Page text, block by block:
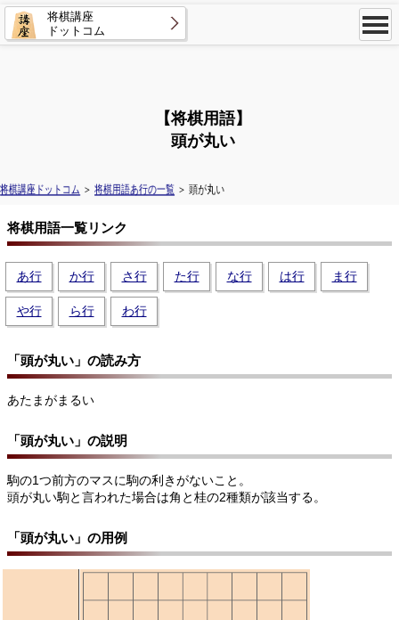
将棋講座
ドットコム
【将棋用語】
頭が丸い
将棋講座ドットコム ＞ 将棋用語あ行の一覧 ＞ 頭が丸い
将棋用語一覧リンク
あ行 か行 さ行 た行 な行 は行 ま行
や行 ら行 わ行
「頭が丸い」の読み方
あたまがまるい
「頭が丸い」の説明
駒の1つ前方のマスに駒の利きがないこと。
頭が丸い駒と言われた場合は角と桂の2種類が該当する。
「頭が丸い」の用例